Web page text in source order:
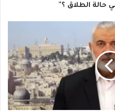
حالة الطلاق ؟"